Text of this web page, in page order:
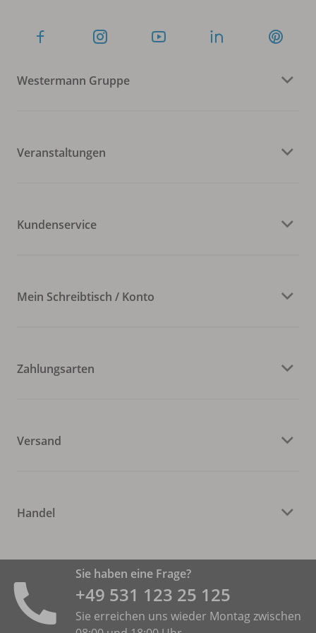
Westermann Gruppe
Veranstaltungen
Kundenservice
Mein Schreibtisch / Konto
Zahlungsarten
Versand
Handel
Sie haben eine Frage?
+49 531 ­123 25 125
Sie erreichen uns wieder Montag zwischen